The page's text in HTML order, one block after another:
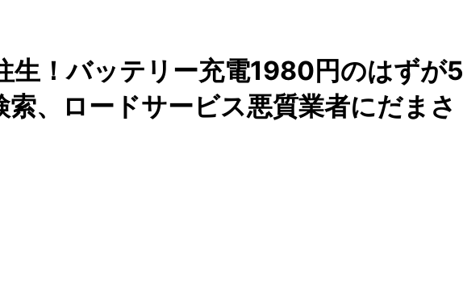
生！バッテリー充電1980円のはずが5
、ロードサービス悪質業者にだまさ